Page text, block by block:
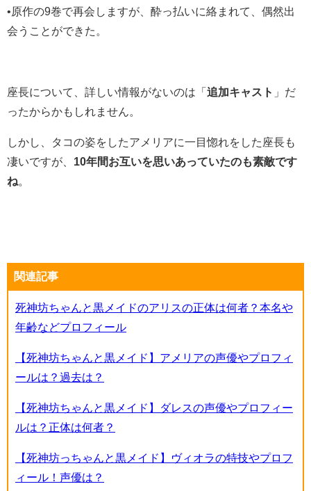
•原作の9巻で再会しますが、酔っ払いに絡まれて、偶然出
会うことができた。
座長について、詳しい情報がないのは「 追加キャスト 」だ
ったからかもしれません。
しかし、タコの姿をしたアメリアに一目惚れをした座長も
凄いですが、 10年間お互いを思いあっていたのも素敵です
ね
関連記事
死神坊ちゃんと黒メイドのアリスの正体は何者？本名や
年齢などプロフィール
【死神坊ちゃんと黒メイド】アメリアの声優やプロフィ
ールは？過去は？
【死神坊ちゃんと黒メイド】ダレスの声優やプロフィー
ルは？正体は何者？
【死神坊っちゃんと黒メイド】ヴィオラの特技やプロフ
ィール！声優は？